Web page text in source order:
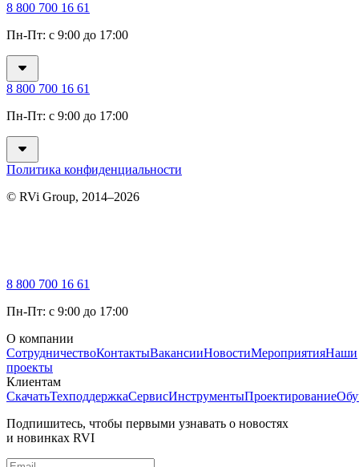
8 800 700 16 61
Пн-Пт: с 9:00 до 17:00
8 800 700 16 61
Пн-Пт: с 9:00 до 17:00
Политика конфиденциальности
© RVi Group, 2014–2026
8 800 700 16 61
Пн-Пт: с 9:00 до 17:00
О компании
СотрудничествоКонтактыВакансииНовостиМероприятияНаши
проекты
Клиентам
СкачатьТехподдержкаСервисИнструментыПроектирование
Подпишитесь, чтобы первыми узнавать о новостях
и новинках RVI